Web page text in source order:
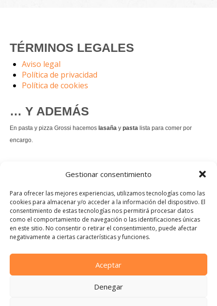
Gestionar consentimiento
Para ofrecer las mejores experiencias, utilizamos tecnologías como las
cookies para almacenar y/o acceder a la información del dispositivo. El
consentimiento de estas tecnologías nos permitirá procesar datos
como el comportamiento de navegación o las identificaciones únicas
en este sitio. No consentir o retirar el consentimiento, puede afectar
negativamente a ciertas características y funciones.
Aceptar
Denegar
TÉRMINOS LEGALES
Aviso legal
Política de privacidad
Política de cookies
… Y ADEMÁS
En pasta y pizza Grossi hacemos lasaña y pasta lista para comer por
encargo.
es un permanente.
Pedir comida Just eat
Instagram
Facebook
TikTok
Dirección:
Calle Manuel Allende, 12, 48010 Bilbao, Vizcaya
Teléfono: